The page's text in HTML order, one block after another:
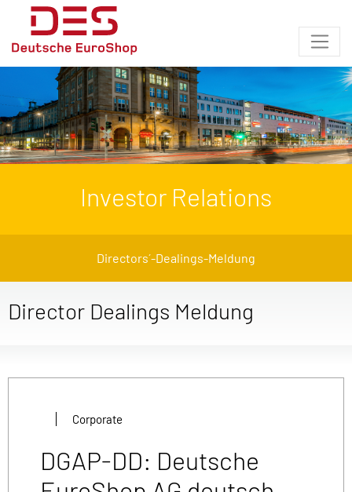
Investor Relations
Directors´-Dealings-Meldung
Director Dealings Meldung
Corporate
DGAP-DD: Deutsche